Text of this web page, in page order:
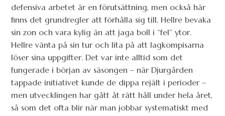
defensiva arbetet är en förutsättning, men också här
finns det grundregler att förhålla sig till. Hellre bevaka
sin zon och vara kylig än att jaga boll i “fel” ytor.
Hellre vänta på sin tur och lita på att lagkompisarna
löser sina uppgifter. Det var inte alltid som det
fungerade i början av säsongen – när Djurgården
tappade initiativet kunde de dippa rejält i perioder –
men utvecklingen har gått åt rätt håll under hela året,
så som det ofta blir när man jobbar systematiskt med